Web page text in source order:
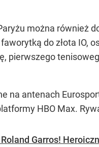
można również
faworytką do złota
pierwszego
na antenach
HBO Max.
Garros!